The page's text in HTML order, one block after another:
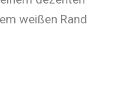
weißen Rand